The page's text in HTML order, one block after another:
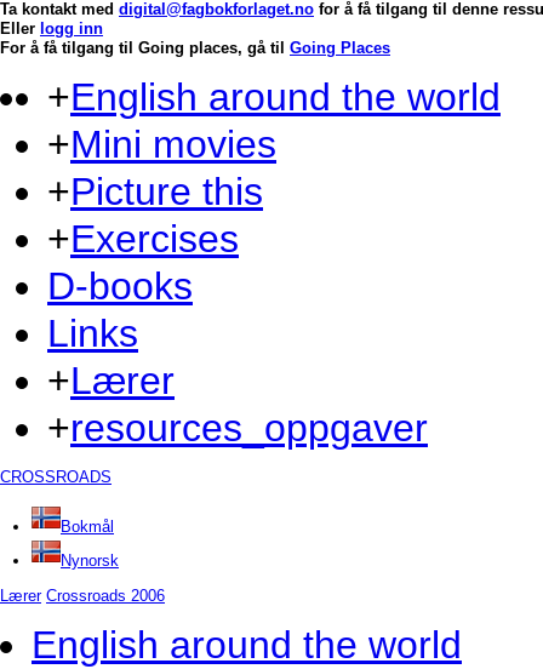
Ta kontakt med digital@fagbokforlaget.no for å få tilgang til denne
Eller logg inn
For å få tilgang til Going places, gå til Going Places
+English around the world
+Mini movies
+Picture this
+Exercises
D-books
Links
+Lærer
+resources_oppgaver
CROSSROADS
Bokmål
Nynorsk
Lærer Crossroads 2006
English around the world